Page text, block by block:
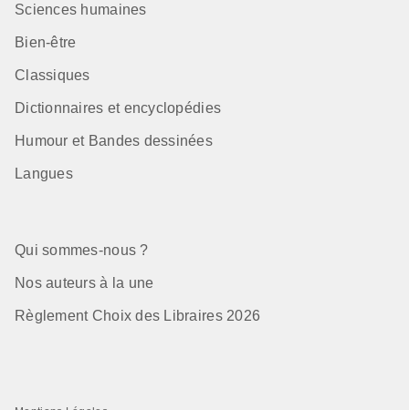
Sciences humaines
Bien-être
Classiques
Dictionnaires et encyclopédies
Humour et Bandes dessinées
Langues
Qui sommes-nous ?
Nos auteurs à la une
Règlement Choix des Libraires 2026